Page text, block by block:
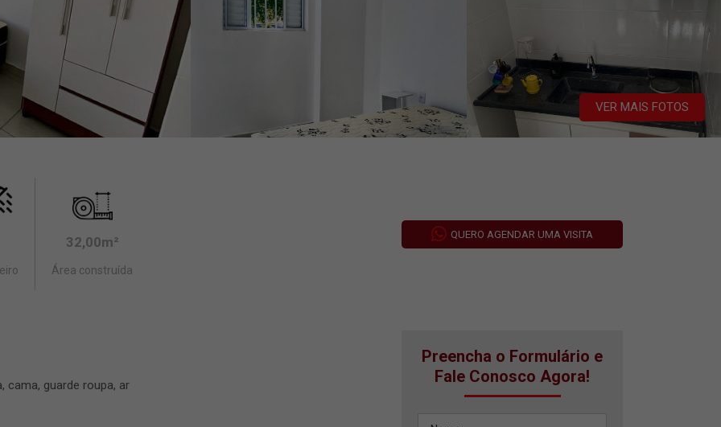
VER MAIS FOTOS
32,00m²
Área construída
QUERO AGENDAR UMA VISITA
cama, guarde roupa, ar
Preencha o Formulário e
Fale Conosco Agora!